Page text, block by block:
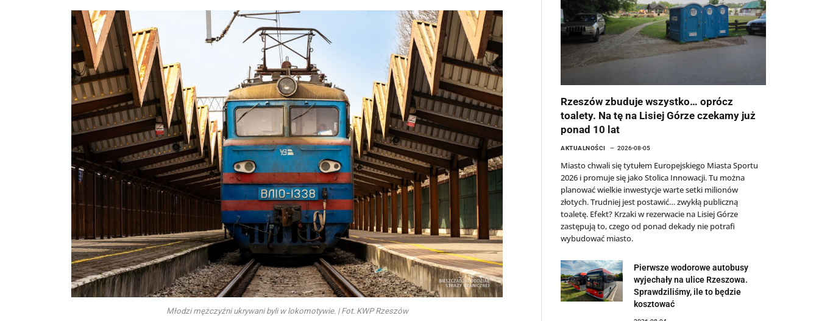
Młodzi mężczyźni ukrywani byli w lokomotywie. | Fot. KWP Rzeszów
Rzeszów zbuduje wszystko… oprócz
toalety. Na tę na Lisiej Górze czekamy już
ponad 10 lat
AKTUALNOŚCI 2026-08-05
Miasto chwali się tytułem Europejskiego Miasta Sportu
2026 i promuje się jako Stolica Innowacji. Tu można
planować wielkie inwestycje warte setki milionów
złotych. Trudniej jest postawić… zwykłą publiczną
toaletę. Efekt? Krzaki w rezerwacie na Lisiej Górze
zastępują to, czego od ponad dekady nie potrafi
wybudować miasto.
Pierwsze wodorowe autobusy
wyjechały na ulice Rzeszowa.
Sprawdziliśmy, ile to będzie
kosztować